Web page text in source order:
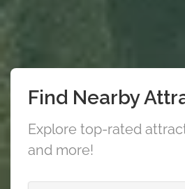
Find Nearby
Explore top-rated
and more!